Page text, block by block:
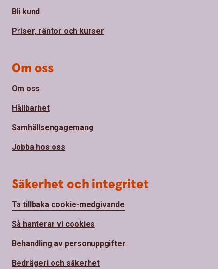
Bli kund
Priser, räntor och kurser
Om oss
Om oss
Hållbarhet
Samhällsengagemang
Jobba hos oss
Säkerhet och integritet
Ta tillbaka cookie-medgivande
Så hanterar vi cookies
Behandling av personuppgifter
Bedrägeri och säkerhet